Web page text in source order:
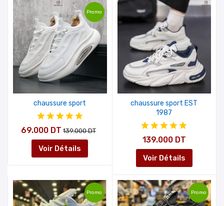
Promo
chaussure sport
69.000 DT 139.000 DT
Voir Détails
chaussure sport EST
1987
139.000 DT
Voir Détails
Promo Promo